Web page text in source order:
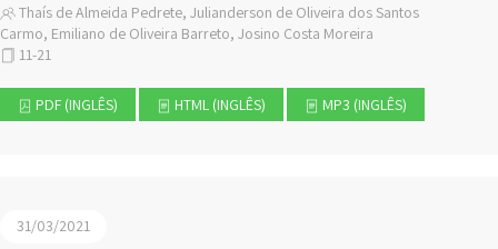
Thaís de Almeida Pedrete, Julianderson de Oliveira dos Santos
Carmo, Emiliano de Oliveira Barreto, Josino Costa Moreira
11-21
PDF (INGLÊS) HTML (INGLÊS) MP3 (INGLÊS)
31/03/2021